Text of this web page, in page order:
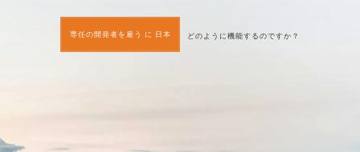
専任の開発者を雇う に 日本 どのように機能するのですか？